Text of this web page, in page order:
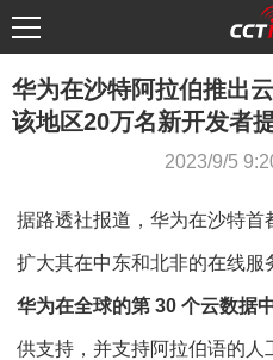
华为在沙特阿拉伯推出
该地区20万名新开发者
2023/9/5
据路透社报道，华为在沙特首
扩大其在中东和北非的在线服
华为在全球的第 30 个云数据
供支持，并支持阿拉伯语的人